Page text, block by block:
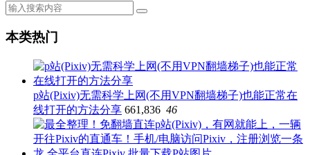
本类热门
p站(Pixiv)无需科学上网(不用VPN翻墙梯子)也能正常在
线打开的方法分享 661,836 46